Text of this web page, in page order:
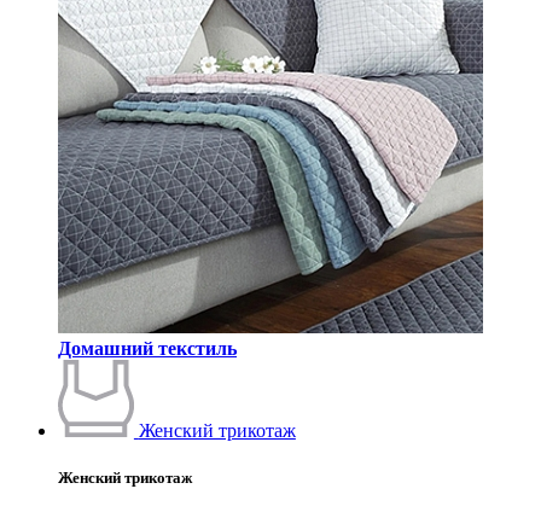
Домашний текстиль
Женский трикотаж
Женский трикотаж